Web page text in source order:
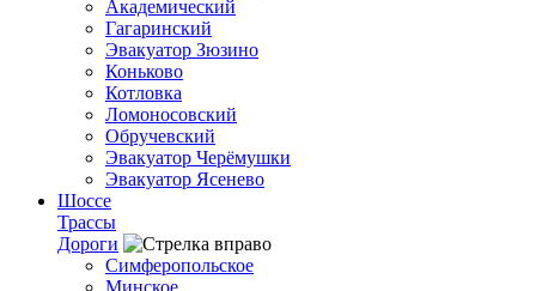
Академический
Гагаринский
Эвакуатор Зюзино
Коньково
Котловка
Ломоносовский
Обручевский
Эвакуатор Черёмушки
Эвакуатор Ясенево
Шоссе
Трассы
Дороги
Симферопольское
Минское